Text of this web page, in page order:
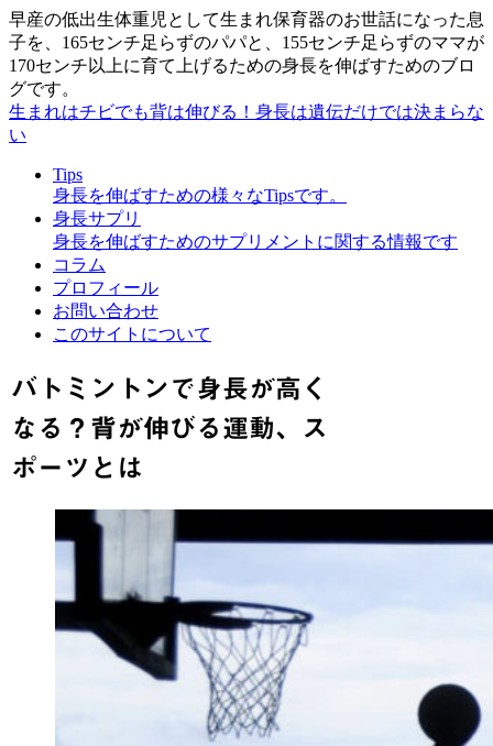
早産の低出生体重児として生まれ保育器のお世話になった息
子を、165センチ足らずのパパと、155センチ足らずのママが
170センチ以上に育て上げるための身長を伸ばすためのブロ
グです。
生まれはチビでも背は伸びる！身長は遺伝だけでは決まらな
い
Tips
身長を伸ばすための様々なTipsです。
身長サプリ
身長を伸ばすためのサプリメントに関する情報です
コラム
プロフィール
お問い合わせ
このサイトについて
バトミントンで身長が高く
なる？背が伸びる運動、ス
ポーツとは